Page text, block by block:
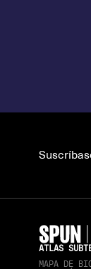
ATLAS
MAPA DE